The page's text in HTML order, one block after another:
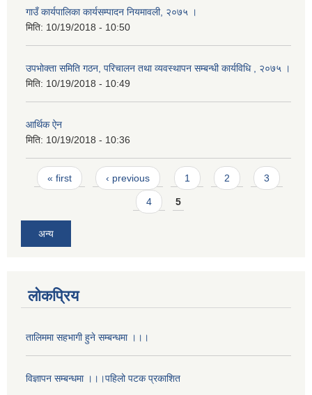
गाउँ कार्यपालिका कार्यसम्पादन नियमावली, २०७५ ।
मिति: 10/19/2018 - 10:50
उपभोक्ता समिति गठन, परिचालन तथा व्यवस्थापन सम्बन्धी कार्यविधि , २०७५ ।
मिति: 10/19/2018 - 10:49
आर्थिक ऐन
मिति: 10/19/2018 - 10:36
Pages
« first ‹ previous 1 2 3
4 5
अन्य
लोकप्रिय
तालिममा सहभागी हुने सम्बन्धमा ।।।
विज्ञापन सम्बन्धमा ।।।पहिलो पटक प्रकाशित